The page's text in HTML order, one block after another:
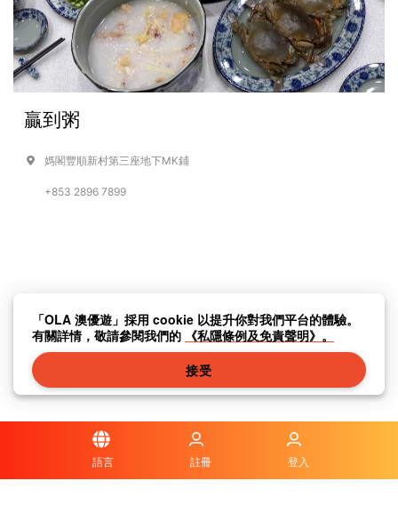
贏到粥
媽閣豐順新村第三座地下MK鋪
+853 2896 7899
語言 註冊 登入
「OLA 澳優遊」採用 cookie 以提升你對我們平台的體驗。
有關詳情，敬請參閱我們的 《私隱條例及免責聲明》。
接受